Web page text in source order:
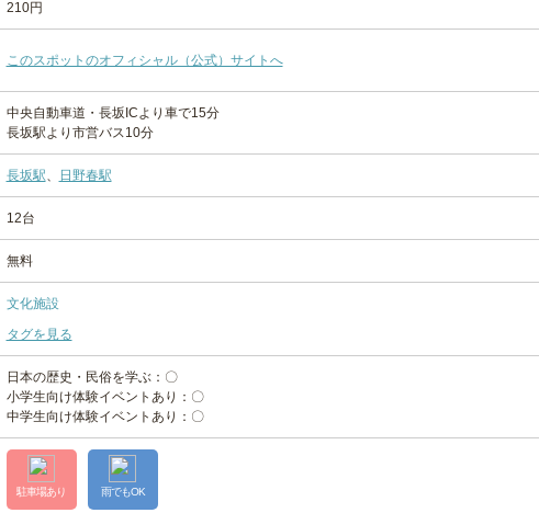
210円
このスポットのオフィシャル（公式）サイトへ
中央自動車道・長坂ICより車で15分
長坂駅より市営バス10分
長坂駅、 日野春駅
12台
無料
文化施設
タグを見る
日本の歴史・民俗を学ぶ：〇
小学生向け体験イベントあり：〇
中学生向け体験イベントあり：〇
駐車場あり 雨でもOK